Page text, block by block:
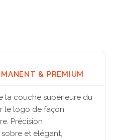
& PREMIUM
la couche supérieure du
le logo de façon
Précision
et élégant,